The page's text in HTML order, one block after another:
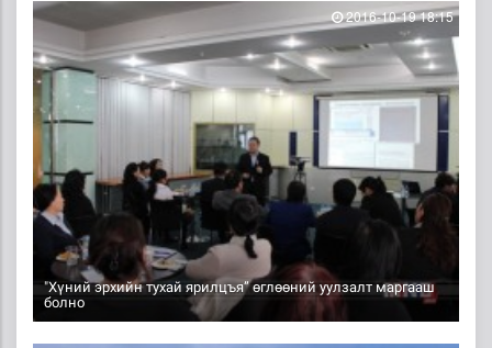
"Хүний эрхийн тухай ярилцъя” өглөөний уулзалт маргааш
болно
2016-10-19 18:15